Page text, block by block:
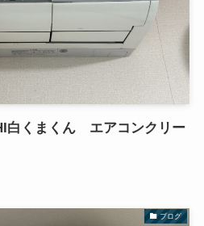
白くまくん エアコンクリー
ブログ